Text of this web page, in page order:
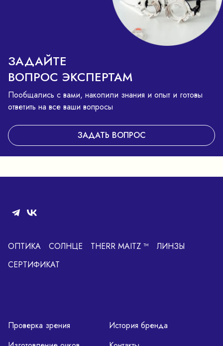
ЗАДАЙТЕ
ВОПРОС ЭКСПЕРТАМ
Пообщались с вами, накопили знания и опыт и готовы
ответить на все ваши вопросы
ЗАДАТЬ ВОПРОС
ОПТИКА СОЛНЦЕ THERR MAITZ ™
ЛИНЗЫ
СЕРТИФИКАТ
Проверка зрения
История бренда